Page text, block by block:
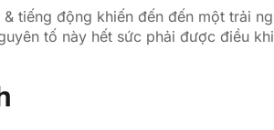
tiếng động khiến đến đến một trải
tố này hết sức phải được điều